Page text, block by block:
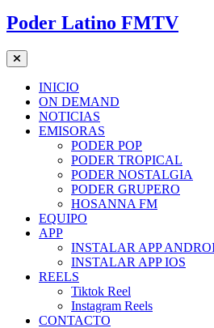
Poder Latino FMTV
INICIO
ON DEMAND
NOTICIAS
EMISORAS
PODER POP
PODER TROPICAL
PODER NOSTALGIA
PODER GRUPERO
HOSANNA FM
EQUIPO
APP
INSTALAR APP
INSTALAR APP IOS
REELS
Tiktok Reel
Instagram Reels
CONTACTO